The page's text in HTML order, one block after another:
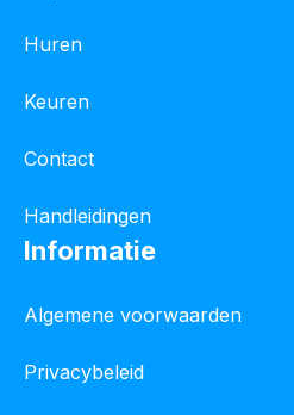
Huren
Keuren
Contact
Handleidingen
Informatie
Algemene voorwaarden
Privacybeleid